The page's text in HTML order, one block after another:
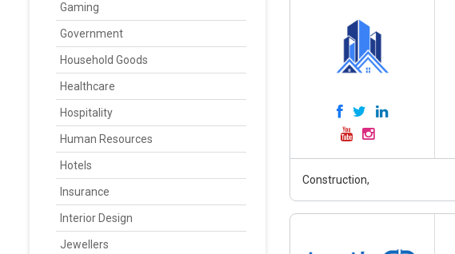
Gaming
Government
Household Goods
Healthcare
Hospitality
Human Resources
Hotels
Insurance
Interior Design
Jewellers
Construction,